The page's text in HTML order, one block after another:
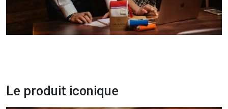
Le produit iconique